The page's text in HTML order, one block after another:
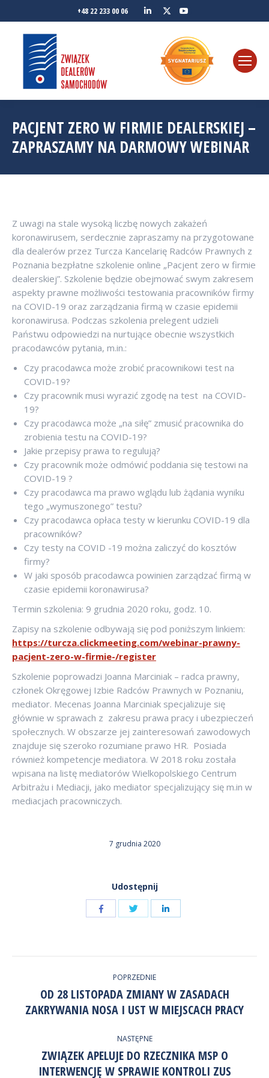
+48 22 233 00 06
Linkedin
Twitter
PACJENT ZERO W FIRMIE DEALERSKIEJ –
ZAPRASZAMY NA DARMOWY WEBINAR
Z uwagi na stale wysoką liczbę nowych zakażeń
koronawirusem, serdecznie zapraszamy na przygotowane
dla dealerów przez Turcza Kancelarię Radców Prawnych z
Poznania bezpłatne szkolenie online „Pacjent zero w firmie
dealerskiej”. Szkolenie będzie obejmować swym zakresem
aspekty prawne możliwości testowania pracowników firmy
na COVID-19 oraz zarządzania firmą w czasie epidemii
koronawirusa. Podczas szkolenia prelegent udzieli
Państwu odpowiedzi na nurtujące obecnie wszystkich
pracodawców pytania, m.in.:
Czy pracodawca może zrobić pracownikowi test na
COVID-19?
Czy pracownik musi wyrazić zgodę na test na COVID-
19?
Czy pracodawca może „na siłę” zmusić pracownika do
zrobienia testu na COVID-19?
Jakie przepisy prawa to regulują?
Czy pracownik może odmówić poddania się testowi na
COVID-19 ?
Czy pracodawca ma prawo wglądu lub żądania wyniku
tego „wymuszonego” testu?
Czy pracodawca opłaca testy w kierunku COVID-19 dla
pracowników?
Czy testy na COVID -19 można zaliczyć do kosztów
firmy?
W jaki sposób pracodawca powinien zarządzać firmą w
czasie epidemii koronawirusa?
Termin szkolenia: 9 grudnia 2020 roku, godz. 10.
Zapisy na szkolenie odbywają się pod poniższym linkiem:
https://turcza.clickmeeting.com/webinar-prawny-
pacjent-zero-w-firmie-/register
Szkolenie poprowadzi Joanna Marciniak – radca prawny,
członek Okręgowej Izbie Radców Prawnych w Poznaniu,
mediator. Mecenas Joanna Marciniak specjalizuje się
głównie w sprawach z zakresu prawa pracy i ubezpieczeń
społecznych. W obszarze jej zainteresowań zawodowych
znajduje się szeroko rozumiane prawo HR. Posiada
również kompetencje mediatora. W 2018 roku została
wpisana na listę mediatorów Wielkopolskiego Centrum
Arbitrażu i Mediacji, jako mediator specjalizujący się m.in w
mediacjach pracowniczych.
7 grudnia 2020
Udostępnij
Udostępnij
przez
Twitter
Udostępnij
WPISÓW
POPRZEDNIE
Poprzedni
wpis:
OD 28 LISTOPADA ZMIANY W ZASADACH
ZAKRYWANIA NOSA I UST W MIEJSCACH PRACY
NASTĘPNE
Następny
wpis:
ZWIĄZEK APELUJE DO RZECZNIKA MSP O
INTERWENCJĘ W SPRAWIE KONTROLI ZUS